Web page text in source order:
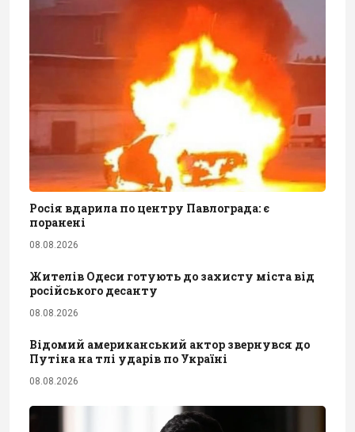
Росія вдарила по центру Павлограда: є
поранені
08.08.2026
Жителів Одеси готують до захисту міста від
російського десанту
08.08.2026
Відомий американський актор звернувся до
Путіна на тлі ударів по Україні
08.08.2026